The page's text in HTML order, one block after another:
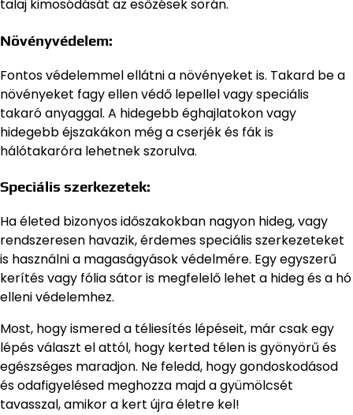
talaj kimosódását az esőzések során.
Növényvédelem:
Fontos védelemmel ellátni a növényeket is. Takard be a
növényeket fagy ellen védő lepellel vagy speciális
takaró anyaggal. A hidegebb éghajlatokon vagy
hidegebb éjszakákon még a cserjék és fák is
hálótakaróra lehetnek szorulva.
Speciális szerkezetek:
Ha életed bizonyos időszakokban nagyon hideg, vagy
rendszeresen havazik, érdemes speciális szerkezeteket
is használni a magaságyások védelmére. Egy egyszerű
kerítés vagy fólia sátor is megfelelő lehet a hideg és a hó
elleni védelemhez.
Most, hogy ismered a téliesítés lépéseit, már csak egy
lépés választ el attól, hogy kerted télen is gyönyörű és
egészséges maradjon. Ne feledd, hogy gondoskodásod
és odafigyelésed meghozza majd a gyümölcsét
tavasszal, amikor a kert újra életre kel!